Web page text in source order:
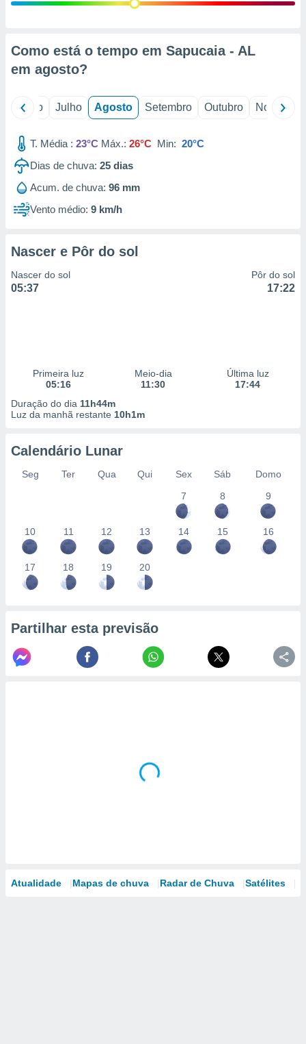
estudos
1199
Como está o tempo em Sapucaia - AL
em agosto?
Junho Julho Agosto Setembro Outubro Novembro
T. Média : 23°C Máx.: 26°C Min: 20°C
Dias de chuva: 25 dias
Acum. de chuva: 96 mm
Vento médio: 9 km/h
Nascer e Pôr do sol
Nascer do sol
05:37
Pôr do sol
17:22
Primeira luz
05:16
Meio-dia
11:30
Última luz
17:44
Duração do dia 11h44m
Luz da manhã restante 10h1m
Calendário Lunar
Seg Ter Qua Qui Sex Sáb
Domo
7
8 9
10 11 12 13 14 15 16
17 18 19 20
Partilhar esta previsão
Atualidade Mapas de chuva Radar de Chuva Satélites